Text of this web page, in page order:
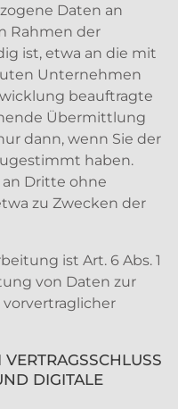
Daten an
Rahmen der
ist, etwa an die mit
Unternehmen
beauftragte
Übermittlung
dann, wenn Sie der
haben.
Dritte ohne
zu Zwecken der
ist Art. 6 Abs. 1
von Daten zur
vorvertraglicher
DIGITALE